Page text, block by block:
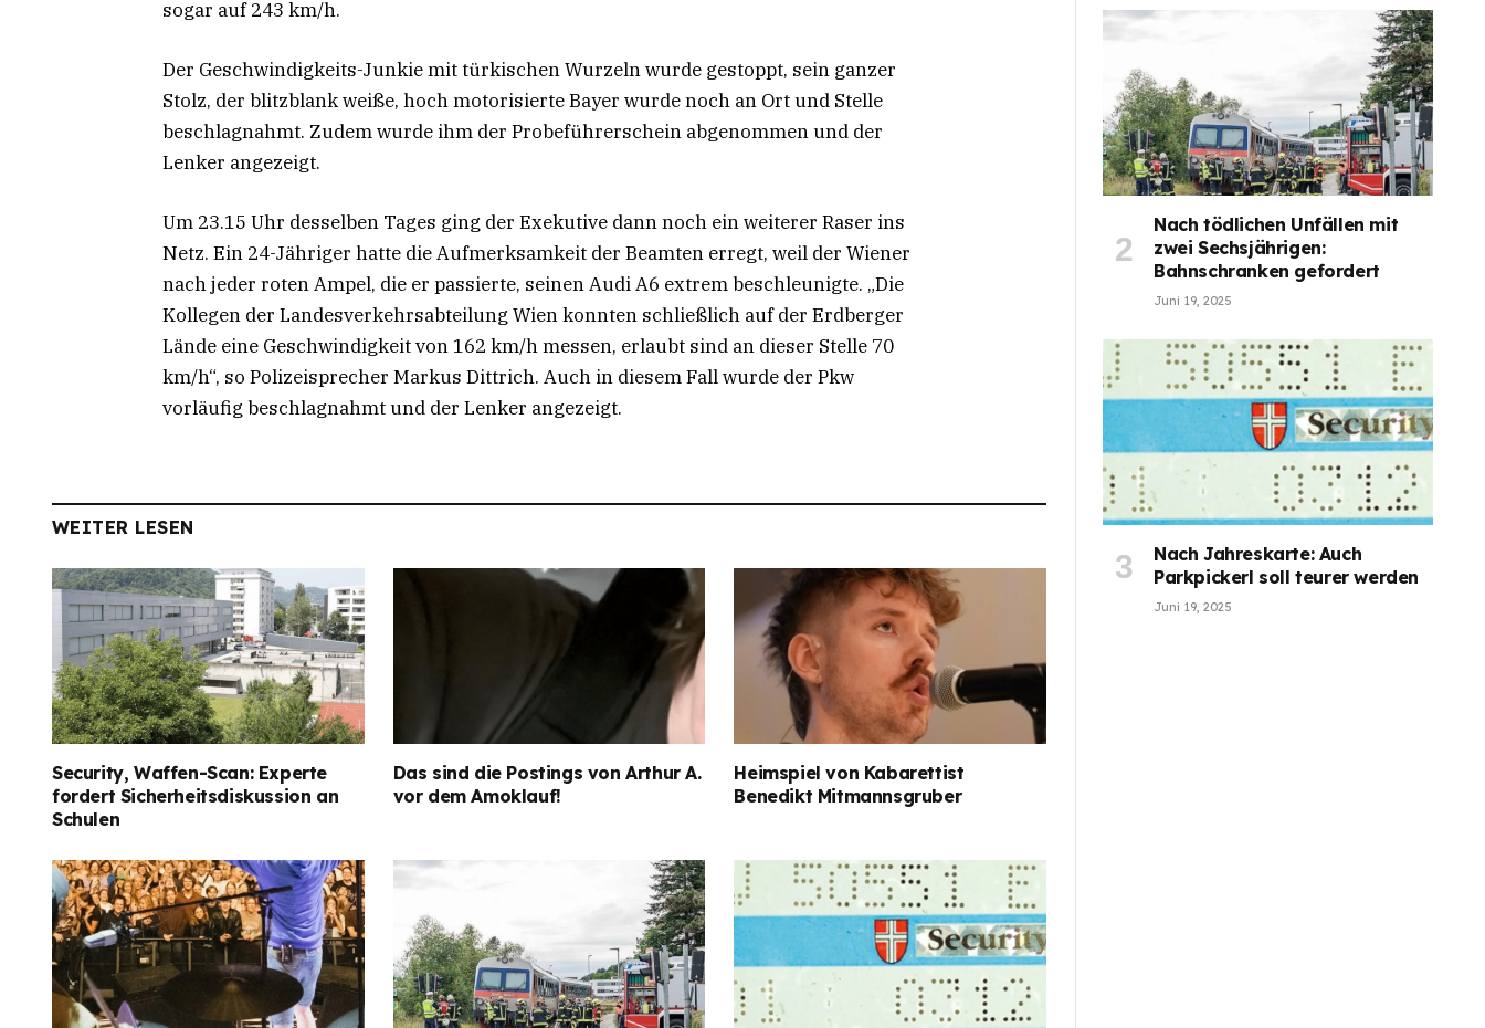
sogar auf 243 km/h.
Der Geschwindigkeits-Junkie mit türkischen Wurzeln wurde gestoppt, sein ganzer
Stolz, der blitzblank weiße, hoch motorisierte Bayer wurde noch an Ort und Stelle
beschlagnahmt. Zudem wurde ihm der Probeführerschein abgenommen und der
Lenker angezeigt.
Um 23.15 Uhr desselben Tages ging der Exekutive dann noch ein weiterer Raser ins
Netz. Ein 24-Jähriger hatte die Aufmerksamkeit der Beamten erregt, weil der Wiener
nach jeder roten Ampel, die er passierte, seinen Audi A6 extrem beschleunigte. „Die
Kollegen der Landesverkehrsabteilung Wien konnten schließlich auf der Erdberger
Lände eine Geschwindigkeit von 162 km/h messen, erlaubt sind an dieser Stelle 70
km/h“, so Polizeisprecher Markus Dittrich. Auch in diesem Fall wurde der Pkw
vorläufig beschlagnahmt und der Lenker angezeigt.
WEITER LESEN
Security, Waffen-Scan: Experte
fordert Sicherheitsdiskussion an
Schulen
Das sind die Postings von Arthur A.
vor dem Amoklauf!
Heimspiel von Kabarettist
Benedikt Mitmannsgruber
Nach tödlichen Unfällen mit
zwei Sechsjährigen:
Bahnschranken gefordert
Juni 19, 2025
Nach Jahreskarte: Auch
Parkpickerl soll teurer werden
Juni 19, 2025